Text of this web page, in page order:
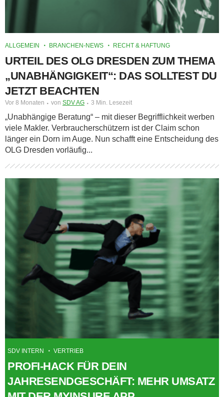
ALLGEMEIN BRANCHEN-NEWS RECHT & HAFTUNG
URTEIL DES OLG DRESDEN ZUM THEMA
„UNABHÄNGIGKEIT“: DAS SOLLTEST DU
JETZT BEACHTEN
Vor 8 Monaten von SDV AG 3 Min. Lesezeit
„Unabhängige Beratung“ – mit dieser Begrifflichkeit werben
viele Makler. Verbraucherschützern ist der Claim schon
länger ein Dorn im Auge. Nun schafft eine Entscheidung des
OLG Dresden vorläufig...
SDV INTERN VERTRIEB
PROFI-HACK FÜR DEIN
JAHRESENDGESCHÄFT: MEHR UMSATZ